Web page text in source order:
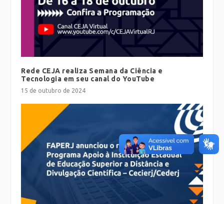
Rede CEJA realiza Semana da Ciência e
Tecnologia em seu canal do YouTube
15 de outubro de 2024